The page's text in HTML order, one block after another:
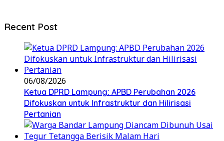
Recent Post
06/08/2026
Ketua DPRD Lampung: APBD Perubahan 2026
Difokuskan untuk Infrastruktur dan Hilirisasi
Pertanian